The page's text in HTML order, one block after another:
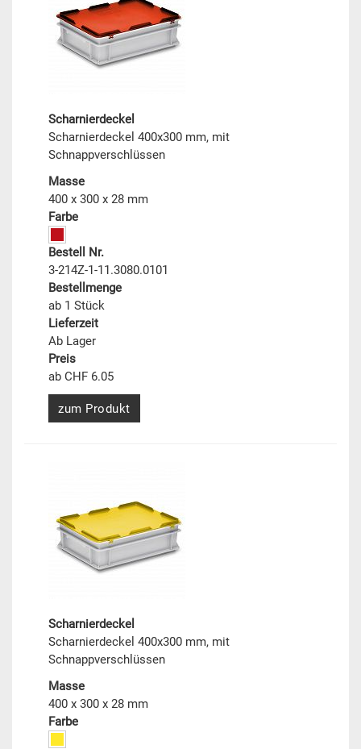
Scharnierdeckel
Scharnierdeckel 400x300 mm, mit
Schnappverschlüssen
Masse
400 x 300 x 28 mm
Farbe
Bestell Nr.
3-214Z-1-11.3080.0101
Bestellmenge
ab 1 Stück
Lieferzeit
Ab Lager
Preis
ab CHF 6.05
zum Produkt
Scharnierdeckel
Scharnierdeckel 400x300 mm, mit
Schnappverschlüssen
Masse
400 x 300 x 28 mm
Farbe